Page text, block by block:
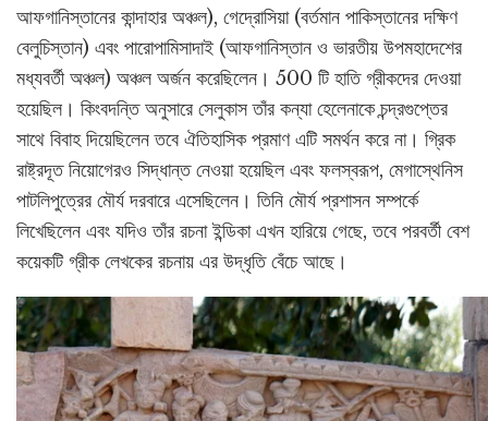
আফগানিস্তানের কান্দাহার অঞ্চল), গেদ্রোসিয়া (বর্তমান পাকিস্তানের দক্ষিণ
বেলুচিস্তান) এবং পারোপামিসাদাই (আফগানিস্তান ও ভারতীয় উপমহাদেশের
মধ্যবর্তী অঞ্চল) অঞ্চল অর্জন করেছিলেন। 500 টি হাতি গ্রীকদের দেওয়া
হয়েছিল। কিংবদন্তি অনুসারে সেলুকাস তাঁর কন্যা হেলেনাকে চন্দ্রগুপ্তের
সাথে বিবাহ দিয়েছিলেন তবে ঐতিহাসিক প্রমাণ এটি সমর্থন করে না। গ্রিক
রাষ্ট্রদূত নিয়োগেরও সিদ্ধান্ত নেওয়া হয়েছিল এবং ফলস্বরূপ, মেগাস্থেনিস
পাটলিপুত্রের মৌর্য দরবারে এসেছিলেন। তিনি মৌর্য প্রশাসন সম্পর্কে
লিখেছিলেন এবং যদিও তাঁর রচনা ইন্ডিকা এখন হারিয়ে গেছে, তবে পরবর্তী বেশ
কয়েকটি গ্রীক লেখকের রচনায় এর উদ্ধৃতি বেঁচে আছে।